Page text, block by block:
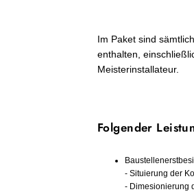
Im Paket sind
enthalten,
Meisterinstallateur.
Folgender
- Situierung der
- Dimesionierung